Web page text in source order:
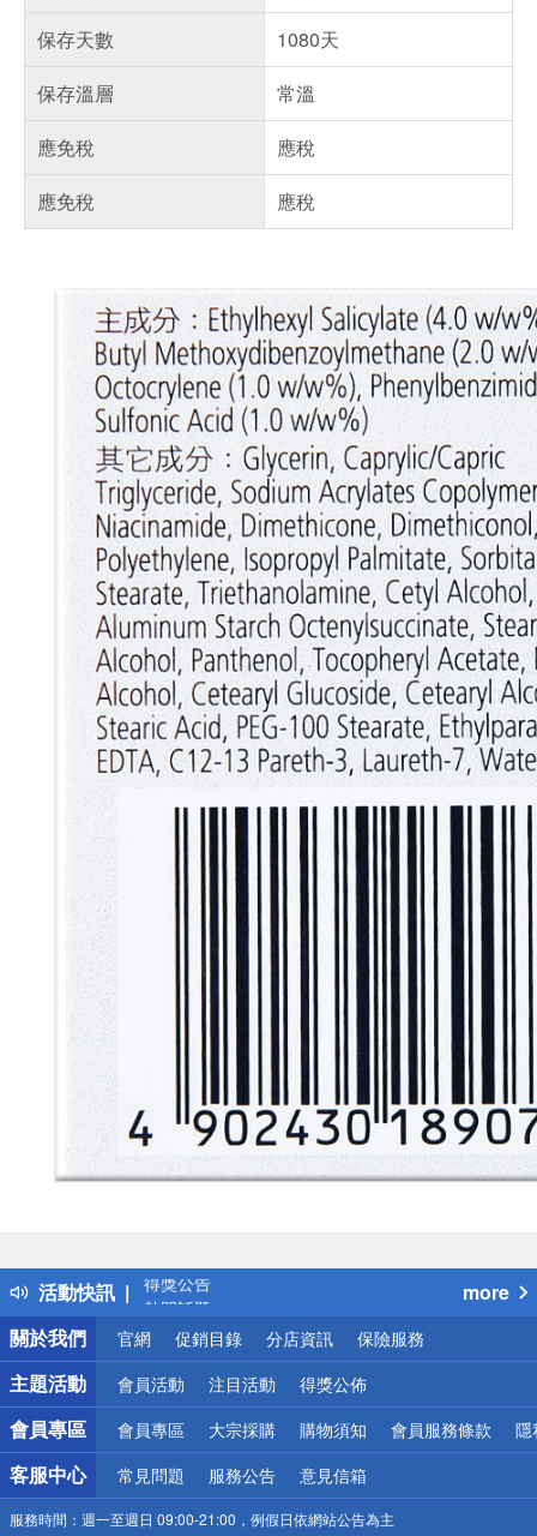
保存天數
1080天
保存溫層
常溫
應免稅
應稅
應免稅
應稅
活動快訊
得獎公告
熱門話題
銀行優惠
偏遠地區配送
詐騙網頁！請小心！
more
關於我們
官網 促銷目錄 分店資訊 保險服務
主題活動 會員活動 注目活動 得獎公佈
會員專區 會員專區 大宗採購 購物須知 會員服務條款 隱
客服中心 常見問題 服務公告 意見信箱
服務時間： 週一至週日 09:00-21:00，例假日依網站公告為主